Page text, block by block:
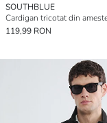
SOUTHBLUE
119,99 RON